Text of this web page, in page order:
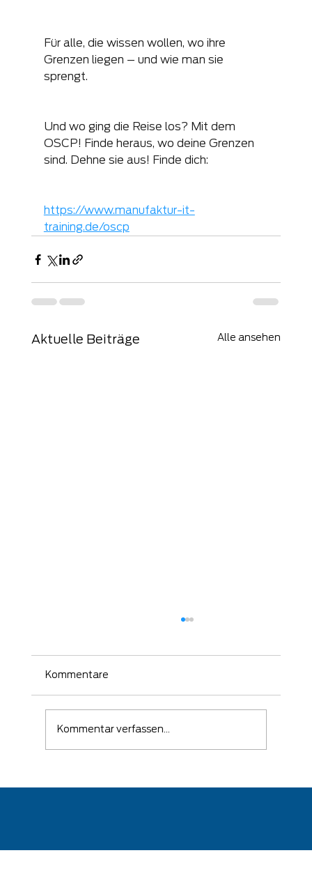
Für alle, die wissen wollen, wo ihre
Grenzen liegen – und wie man sie
sprengt.
Und wo ging die Reise los? Mit dem
OSCP! Finde heraus, wo deine Grenzen
sind. Dehne sie aus! Finde dich:
https://www.manufaktur-it-
training.de/oscp
Aktuelle Beiträge Alle ansehen
Kommentare
Kommentar verfassen...